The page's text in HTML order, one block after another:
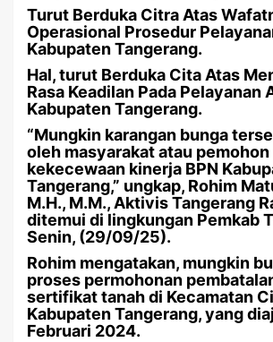
Turut Berduka Citra Atas
Operasional Prosedur
Kabupaten Tangerang.
Hal, turut Berduka Cita Atas
Rasa Keadilan Pada Pelayanan
Kabupaten Tangerang.
“Mungkin karangan bunga
oleh masyarakat atau pemohon
kekecewaan kinerja BPN
Tangerang,” ungkap, Rohim
M.H., M.M., Aktivis Tangerang
ditemui di lingkungan Pemkab
Senin, (29/09/25).
Rohim mengatakan, mungkin
proses permohonan
sertifikat tanah di Kecamatan
Kabupaten Tangerang, yang
Februari 2024.